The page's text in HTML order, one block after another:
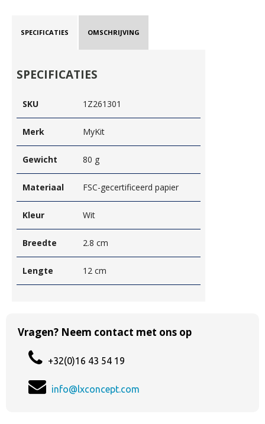
SPECIFICATIES OMSCHRIJVING
SPECIFICATIES
SKU 1Z261301
Merk MyKit
Gewicht 80 g
Materiaal FSC-gecertificeerd papier
Kleur Wit
Breedte 2.8 cm
Lengte 12 cm
Vragen? Neem contact met ons op
+32(0)16 43 54 19
info@lxconcept.com